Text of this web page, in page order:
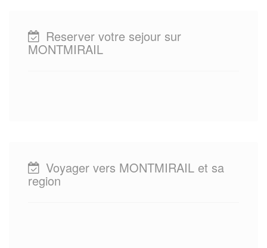
Reserver votre sejour sur
MONTMIRAIL
Voyager vers MONTMIRAIL et sa
region